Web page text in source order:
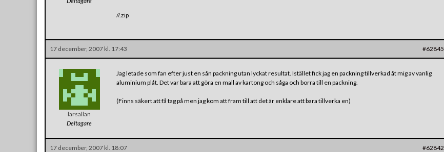
//.zip
17 december, 2007 kl. 17:43 #62845
larsallan
Deltagare
Jag letade som fan efter just en sån packning utan lyckat resultat. Istället fick jag en packning tillverkad åt mig av vanlig
aluminium plåt. Det var bara att göra en mall av kartong och såga och borra till en packning.
(Finns säkert att få tag på men jag kom att fram till att det är enklare att bara tillverka en)
17 december, 2007 kl. 18:07 #62842